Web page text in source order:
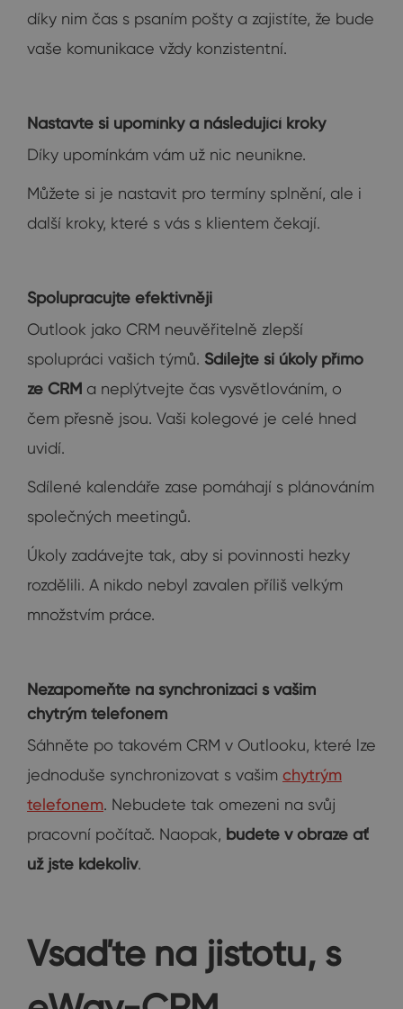
díky nim čas s psaním pošty a zajistíte, že bude
vaše komunikace vždy konzistentní.
Nastavte si upomínky a následující kroky
Díky upomínkám vám už nic neunikne.
Můžete si je nastavit pro termíny splnění, ale i
další kroky, které s vás s klientem čekají.
Spolupracujte efektivněji
Outlook jako CRM neuvěřitelně zlepší
spolupráci vašich týmů. Sdílejte si úkoly přímo
ze CRM a neplýtvejte čas vysvětlováním, o
čem přesně jsou. Vaši kolegové je celé hned
uvidí.
Sdílené kalendáře zase pomáhají s plánováním
společných meetingů.
Úkoly zadávejte tak, aby si povinnosti hezky
rozdělili. A nikdo nebyl zavalen příliš velkým
množstvím práce.
Nezapomeňte na synchronizaci s vašim
chytrým telefonem
Sáhněte po takovém CRM v Outlooku, které lze
jednoduše synchronizovat s vašim chytrým
telefonem. Nebudete tak omezeni na svůj
pracovní počítač. Naopak, budete v obraze ať
už jste kdekoliv.
Vsaďte na jistotu, s